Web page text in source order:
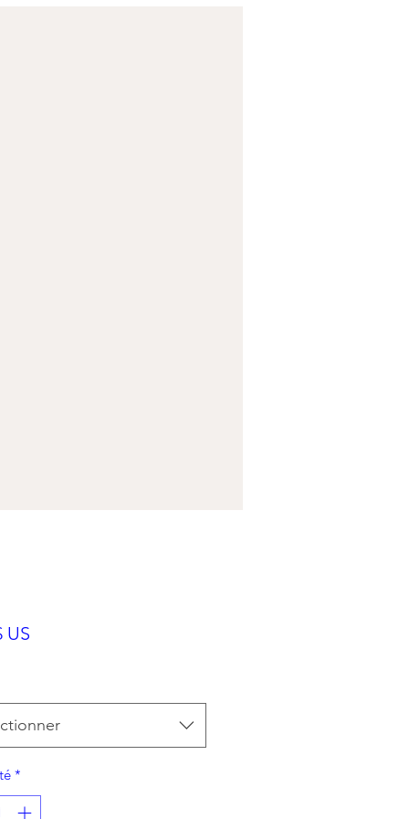
USPrix
*